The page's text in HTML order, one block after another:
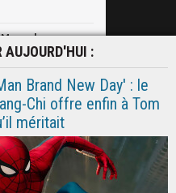
MCU :
le
Cage
AUJOURD'HUI :
Brand New Day' : le
Chi offre enfin à Tom
méritait